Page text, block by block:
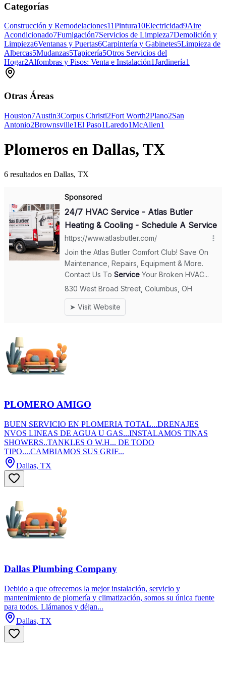
Categorías
Construcción y Remodelaciones11Pintura10Electricidad9Aire
Acondicionado7Fumigación7Servicios de Limpieza7Demolición y
Limpieza6Ventanas y Puertas6Carpintería y Gabinetes5Limpieza de
Albercas5Mudanzas5Tapicería5Otros Servicios del
Hogar2Alfombras y Pisos: Venta e Instalación1Jardinería1
Otras Áreas
Houston7Austin3Corpus Christi2Fort Worth2Plano2San
Antonio2Brownsville1El Paso1Laredo1McAllen1
Plomeros en Dallas, TX
6 resultados en Dallas, TX
PLOMERO AMIGO
BUEN SERVICIO EN PLOMERIA TOTAL...DRENAJES
NVOS LINEAS DE AGUA U GAS...INSTALAMOS TINAS
SHOWERS..TANKLES O W.H... DE TODO
TIPO....CAMBIAMOS SUS GRIF...
Dallas, TX
Dallas Plumbing Company
Debido a que ofrecemos la mejor instalación, servicio y
mantenimiento de plomería y climatización, somos su única fuente
para todos. Llámanos y déjan...
Dallas, TX